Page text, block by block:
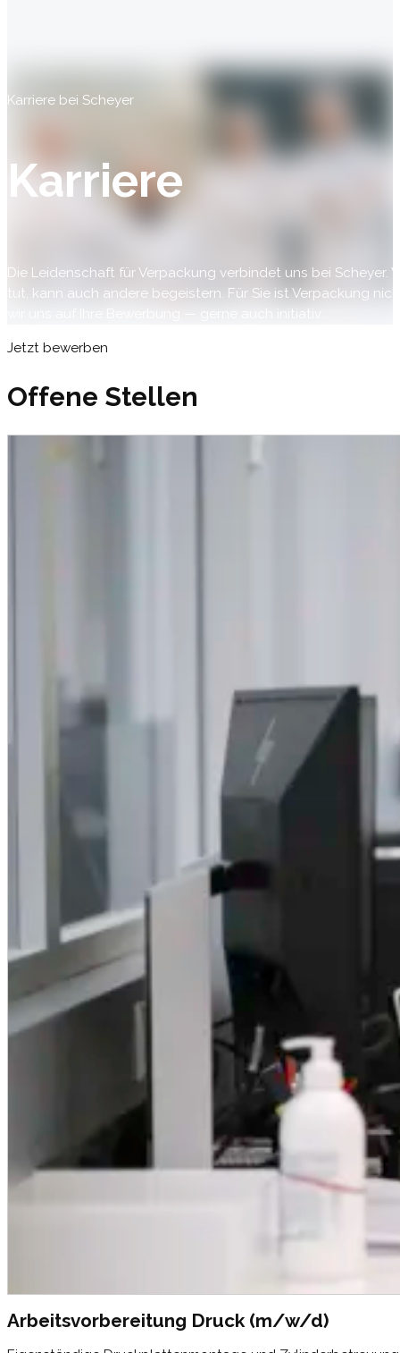
Karriere
Karriere bei Scheyer
Die Leidenschaft für Verpackung verbindet uns bei Scheyer.
tut, kann auch andere begeistern. Für Sie ist Verpackung
wir uns auf Ihre Bewerbung — gerne auch initiativ.
Offene Stellen
Jetzt bewerben
Arbeitsvorbereitung Druck (m/w/d)